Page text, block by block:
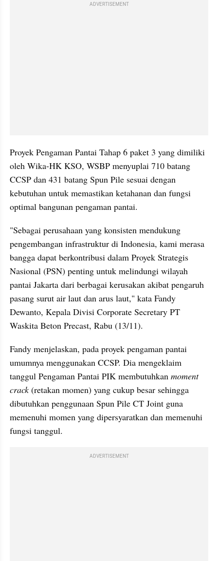
ADVERTISEMENT
Proyek Pengaman Pantai Tahap 6 paket 3 yang dimiliki
oleh Wika-HK KSO, WSBP menyuplai 710 batang
CCSP dan 431 batang Spun Pile sesuai dengan
kebutuhan untuk memastikan ketahanan dan fungsi
optimal bangunan pengaman pantai.
"Sebagai perusahaan yang konsisten mendukung
pengembangan infrastruktur di Indonesia, kami merasa
bangga dapat berkontribusi dalam Proyek Strategis
Nasional (PSN) penting untuk melindungi wilayah
pantai Jakarta dari berbagai kerusakan akibat pengaruh
pasang surut air laut dan arus laut," kata Fandy
Dewanto, Kepala Divisi Corporate Secretary PT
Waskita Beton Precast, Rabu (13/11).
Fandy menjelaskan, pada proyek pengaman pantai
umumnya menggunakan CCSP. Dia mengeklaim
tanggul Pengaman Pantai PIK membutuhkan moment
crack (retakan momen) yang cukup besar sehingga
dibutuhkan penggunaan Spun Pile CT Joint guna
memenuhi momen yang dipersyaratkan dan memenuhi
fungsi tanggul.
ADVERTISEMENT